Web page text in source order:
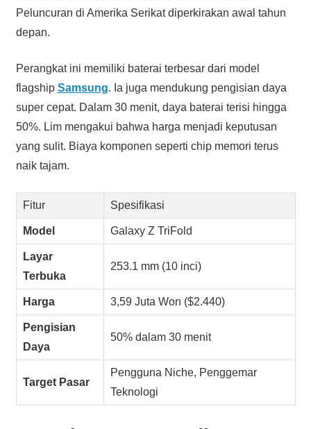
Peluncuran di Amerika Serikat diperkirakan awal tahun
depan.
Perangkat ini memiliki baterai terbesar dari model
flagship Samsung. Ia juga mendukung pengisian daya
super cepat. Dalam 30 menit, daya baterai terisi hingga
50%. Lim mengakui bahwa harga menjadi keputusan
yang sulit. Biaya komponen seperti chip memori terus
naik tajam.
Fitur Spesifikasi
Model Galaxy Z TriFold
Layar
Terbuka
253.1 mm (10 inci)
Harga 3,59 Juta Won ($2.440)
Pengisian
Daya
50% dalam 30 menit
Target Pasar
Pengguna Niche, Penggemar
Teknologi